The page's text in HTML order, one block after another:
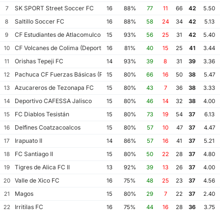
7 SK SPORT Street Soccer FC 16 88% 77 11 66 42
5.50
8
Saltillo Soccer FC 16 88% 58 24 34 42
5.13
9
CF Estudiantes de Atlacomulco 15 93% 56 25 31 42
5.40
10
CF Volcanes de Colima (Deportivo Tala)
16 81% 40 15 25 41
3.44
11
Orishas Tepeji FC 14 93% 39 8 31 39
3.36
12
Pachuca CF Fuerzas Básicas (Pachuca CF III)
15 80% 66 16 50 38
5.47
13
Azucareros de Tezonapa FC 15 80% 43 7 36 38
3.33
14
Deportivo CAFESSA Jalisco 15 80% 46 14 32 38
4.00
15
FC Diablos Tesistán 15 80% 73 19 54 37
6.13
16
Delfines Coatzacoalcos 15 80% 57 10 47 37
4.47
17
Irapuato II 14 86% 57 16 41 37
5.21
18
FC Santiago II 15 80% 50 22 28 37
4.80
19
Tigres de Alica FC II 13 92% 39 13 26 37
4.00
20
Valle de Xico FC 16 75% 48 25 23 37
4.56
21
Magos 15 80% 29 7 22 37
2.40
22
Irritilas FC 16 75% 44 16 28 36
3.75